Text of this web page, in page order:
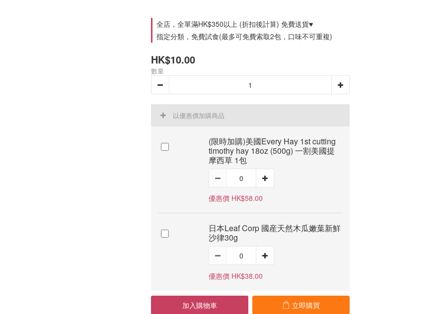
全店，全單滿HK$350以上 (折扣後計算) 免費送貨♥
指定分類，免費試食(最多可免費索取2包，口味不可重複)
HK$10.00
數量
以優惠價加購商品
(限時加購)美國Every Hay 1st cutting
timothy hay 18oz (500g) 一割美國提
摩西草 1包
優惠價 HK$58.00
日本Leaf Corp 國産天然木瓜嫩葉新鮮
沙律30g
優惠價 HK$38.00
加入購物車 立即購買